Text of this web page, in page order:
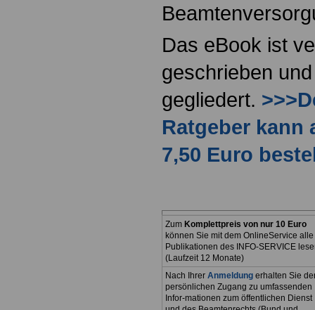
Das eBook ist
geschrieben
gegliedert.
Ratgeber kann
7,50 Euro
Zum Komplettpreis von nur 10 Euro
können Sie mit dem OnlineService alle
Publikationen des INFO-SERVICE
(Laufzeit 12 Monate)
Nach Ihrer Anmeldung erhalten Sie
persönlichen Zugang zu umfassenden
Infor-mationen zum öffentlichen Dienst